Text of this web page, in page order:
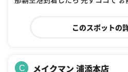
このスポットの
C メイクマン 浦添本店